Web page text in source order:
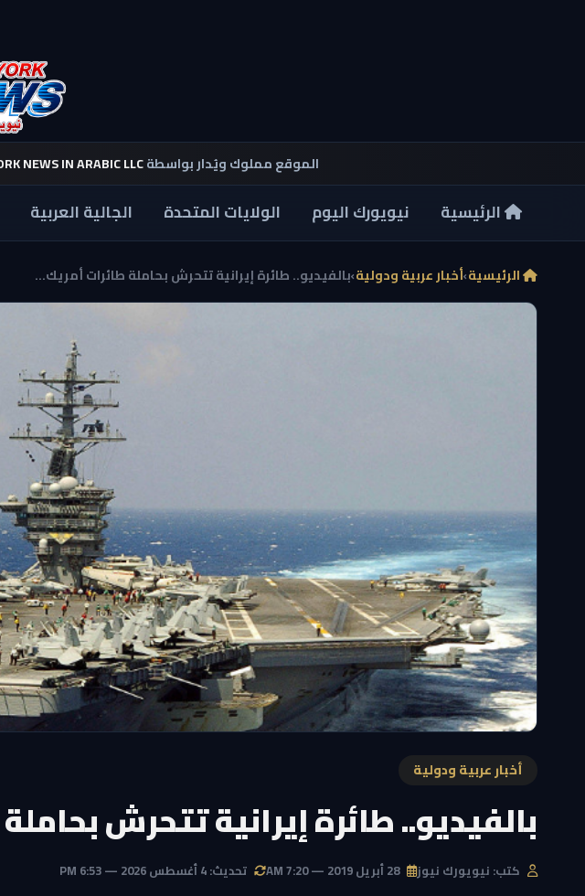
الموقع مملوك ويُدار بواسطةNEWS IN ARABIC LLC
الرئيسية نيويورك اليوم الولايات المتحدة الجالية العربية
الرئيسية›أخبار عربية ودولية›بالفيديو.. طائرة إيرانية تتحرش بحاملة طائرات أمريك...
أخبار عربية ودولية
بالفيديو.. طائرة إيرانية تتحرش
كتب: نيويورك نيوز 28 أبريل 2019 — 7:20 AM تحديث: 4 أغسطس 2026 — 6:53 PM